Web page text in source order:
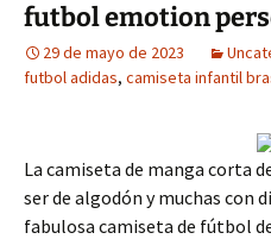
futbol emotion
29 de mayo de 2023
futbol adidas, camiseta infantil
La camiseta de manga corta
ser de algodón y muchas con
fabulosa camiseta de fútbol